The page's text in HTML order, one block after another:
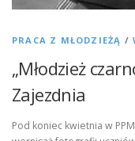
PRACA Z MŁODZIEŻĄ /
„Młodzież
Zajezdnia
Pod koniec kwietnia w